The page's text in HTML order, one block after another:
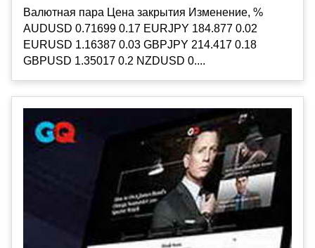
Валютная пара Цена закрытия Изменение, %
AUDUSD 0.71699 0.17 EURJPY 184.877 0.02
EURUSD 1.16387 0.03 GBPJPY 214.417 0.18
GBPUSD 1.35017 0.2 NZDUSD 0....